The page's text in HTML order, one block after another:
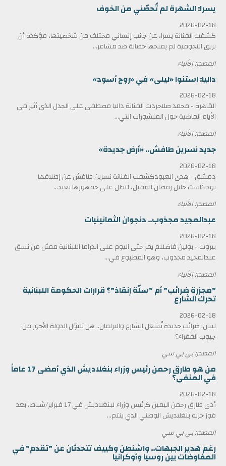
يسرا: الشهرة لم تُحصّني من الخوف
2026-02-18
كشفت الفنانة يسرا، عن جانب إنساني مختلف من شخصيتها، مؤكدة أن
بريق النجومية لم يمنحها حصانة ضد مشاعر...
المصدر: الأنباء
داليا: استنوا «ليلى» في «روج أسود»
2026-02-18
القاهرة - محمد صلاحردت الفنانة داليا مصطفى على الجدل الذي أثير في
الأيام الماضية حول المنشورات التي...
المصدر: الأنباء
جديد نسرين طافش.. «أرض جديدة»
2026-02-18
دمشق - هدى العبودكشفت الفنانة نسرين طافش عن إطلاقها
بودكاست خلال رمضان المقبل، لتطل على جمهورها بعيد...
المصدر: الأنباء
عبدالمجيد مجذوب.. دنجوان الثمانينيات
2026-02-18
بيروت - بولين فاضللم يمر حتى اليوم على الدراما اللبنانية ممثل من نسق
عبدالمجيد مجذوب، وهو المطبوع في...
المصدر: الأنباء
"مجزرة ضرائب" أم "سلّة إنقاذ"؟ قرارات الحكومة اللبنانية
تحرك الشارع
2026-02-18
لبنان: ضرائب جديدة تُشعل الشارع والبرلمان.. هل تموّل الدولة الأجور من
جيوب الفقراء؟
المصدر: بي بي سي
من هو طارق رحمن رئيس وزراء بنغلاديش الذي أمضى 17 عاماً
في المنفى؟
2026-02-18
أدى طارق رحمن اليمين كرئيس وزراء لبنغلاديش في 17 فبراير/شباط، بعد
فوز حزبه بنغلاديش الوطني الذي ينتم...
المصدر: بي بي سي
رغم هدير الجبهات.. واشنطن وكييف تتحدثان عن "تقدم" في
المفاوضات بين روسيا وأوكرانيا